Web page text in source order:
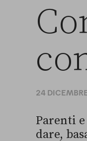
24
Parenti
dare,